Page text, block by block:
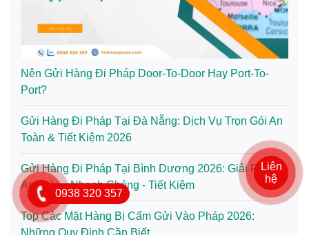
Nên Gửi Hàng Đi Pháp Door-To-Door Hay Port-To-
Port?
Gửi Hàng Đi Pháp Tại Đà Nẵng: Dịch Vụ Trọn Gói An
Toàn & Tiết Kiệm 2026
Gửi Hàng Đi Pháp Tại Bình Dương 2026: Giải Pháp
An Toàn - Nhanh Chóng - Tiết Kiệm
Top Các Mặt Hàng Bị Cấm Gửi Vào Pháp 2026:
Những Quy Định Cần Biết
0938 320 357
Liên
hệ